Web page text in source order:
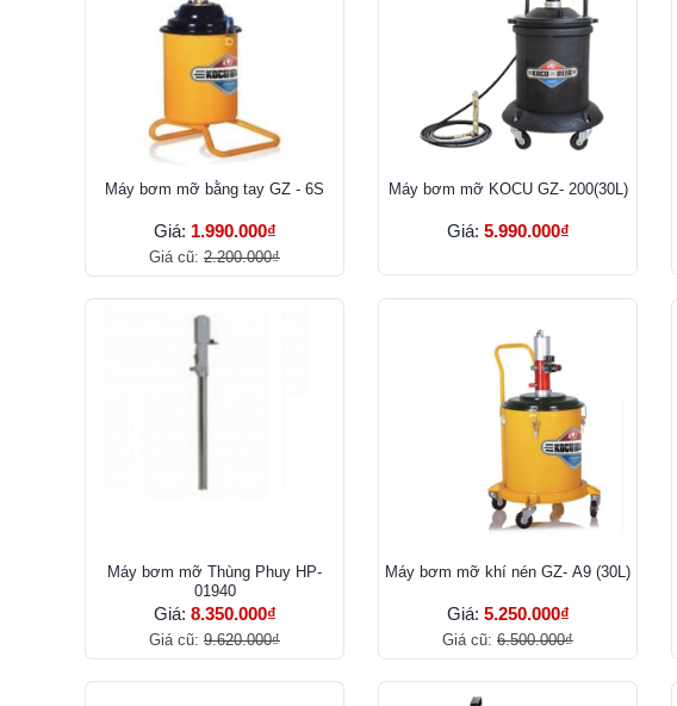
Máy bơm mỡ bằng tay GZ - 6S
Giá: 1.990.000₫
Giá cũ: 2.200.000₫
Máy bơm mỡ KOCU GZ- 200(30L)
Giá: 5.990.000₫
Máy bơm mỡ Thùng Phuy HP-
01940
Giá: 8.350.000₫
Giá cũ: 9.620.000₫
Máy bơm mỡ khí nén GZ- A9 (30L)
Giá: 5.250.000₫
Giá cũ: 6.500.000₫